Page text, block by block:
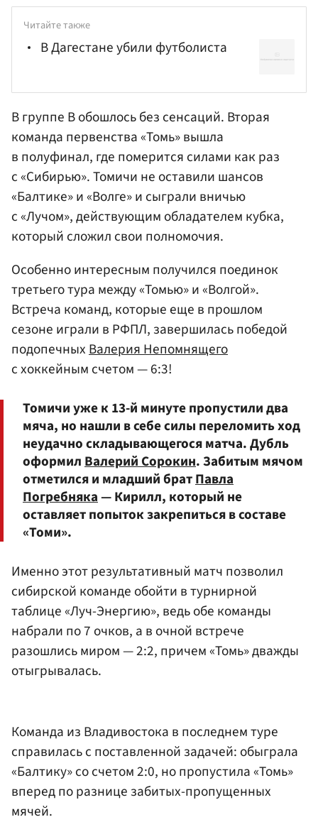
Читайте также
В Дагестане убили футболиста
В группе B обошлось без сенсаций. Вторая
команда первенства «Томь» вышла
в полуфинал, где померится силами как раз
с «Сибирью». Томичи не оставили шансов
«Балтике» и «Волге» и сыграли вничью
с «Лучом», действующим обладателем кубка,
который сложил свои полномочия.
Особенно интересным получился поединок
третьего тура между «Томью» и «Волгой».
Встреча команд, которые еще в прошлом
сезоне играли в РФПЛ, завершилась победой
подопечныхВалерия Непомнящего
с хоккейным счетом — 6:3!
Томичи уже к 13-й минуте пропустили два
мяча, но нашли в себе силы переломить ход
неудачно складывающегося матча. Дубль
оформил Валерий Сорокин. Забитым мячом
отметился и младший братПавла
Погребняка— Кирилл, который не
оставляет попыток закрепиться в составе
«Томи».
Именно этот результативный матч позволил
сибирской команде обойти в турнирной
таблице «Луч-Энергию», ведь обе команды
набрали по 7 очков, а в очной встрече
разошлись миром — 2:2, причем «Томь» дважды
отыгрывалась.
Команда из Владивостока в последнем туре
справилась с поставленной задачей: обыграла
«Балтику» со счетом 2:0, но пропустила «Томь»
вперед по разнице забитых-пропущенных
мячей.